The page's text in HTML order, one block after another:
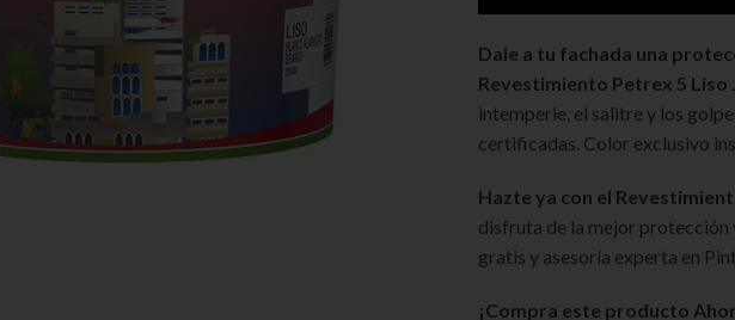
Dale a tu fachada una
Revestimiento Petrex 5 Liso
intemperie, el salitre y los
certificadas. Color exclusivo
Hazte ya con el
disfruta de la mejor protección
gratis y asesoría experta en
¡Compra este producto